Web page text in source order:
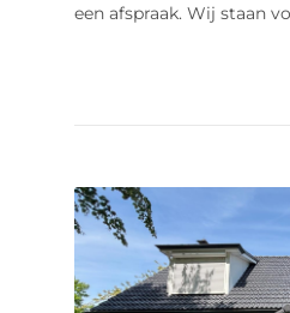
een afspraak. Wij staan